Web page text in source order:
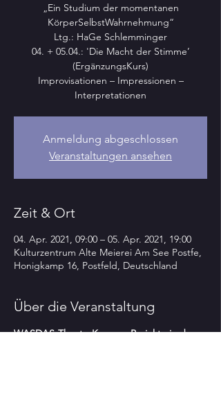
„Ein Studium der momentanen
KörperSelbstWahrnehmung“
Ltg.: HaGe Schlemminger
04. + 05.04.: 'Die Macht der Stimme’
(ErgänzungsKurs)
Improvisationen – Impressionen –
Interpretationen
Anmeldung abgeschlossen
Veranstaltungen ansehen
Zeit & Ort
04. Apr. 2021, 09:00 – 05. Apr. 2021, 19:00
Kulturzentrum Alte Meierei Am See Postfe,
Honigkamp 16, Postfeld, Deutschland
Über die Veranstaltung
WASDAS-TheaterKurse u. Projekte in der